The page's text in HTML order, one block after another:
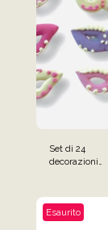
Set di 24
decorazioni
mascherata
Esaurito